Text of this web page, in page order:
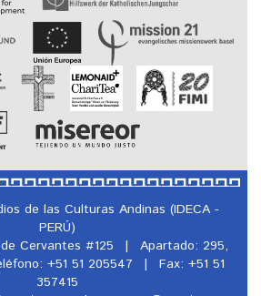
de las Culturas Andinas (IDECA -
PERÚ)
Cervantes #125
|
Apartado: 295,
+51 51 205547 |
Fax: +51 51
357415